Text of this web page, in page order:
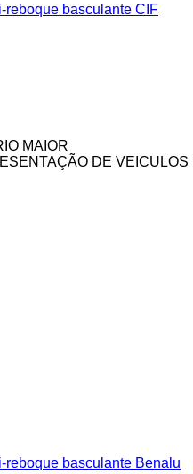
reboque basculante CIF
MAIOR
DE VEICULOS
reboque basculante Benalu